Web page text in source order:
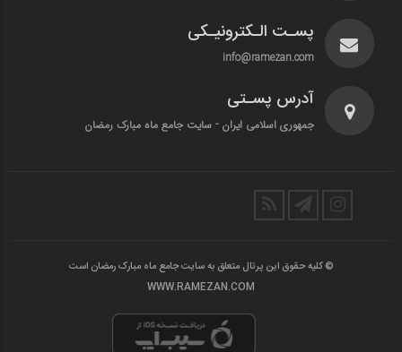
پسـت الـکترونیـکی
info@ramezan.com
آدرس پسـتی
جمهوری اسلامی ایران - سایت جامع ماه مبارک رمضان
© کلیه حقوق این پرتال متعلق به سایت جامع ماه مبارک رمضان است
WWW.RAMEZAN.COM